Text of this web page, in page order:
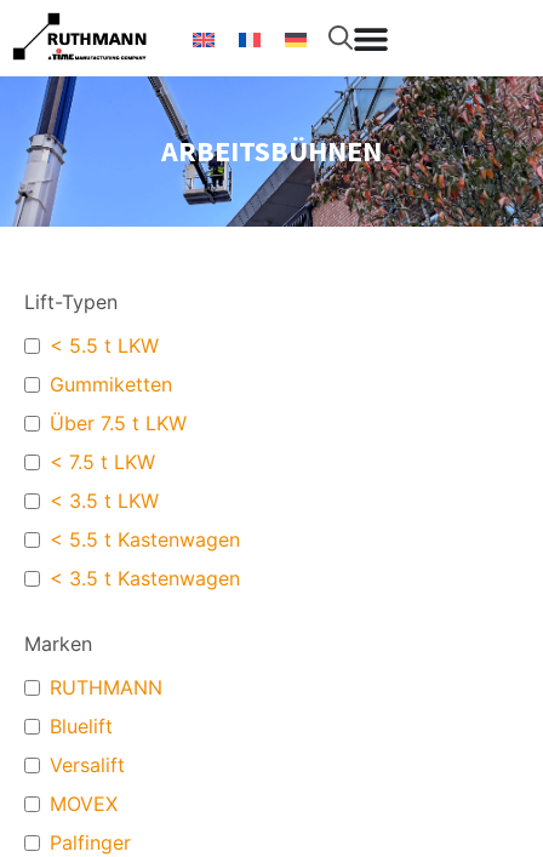
ARBEITSBÜHNEN
Lift-Typen
< 5.5 t LKW
Gummiketten
Über 7.5 t LKW
< 7.5 t LKW
< 3.5 t LKW
< 5.5 t Kastenwagen
< 3.5 t Kastenwagen
Marken
RUTHMANN
Bluelift
Versalift
MOVEX
Palfinger